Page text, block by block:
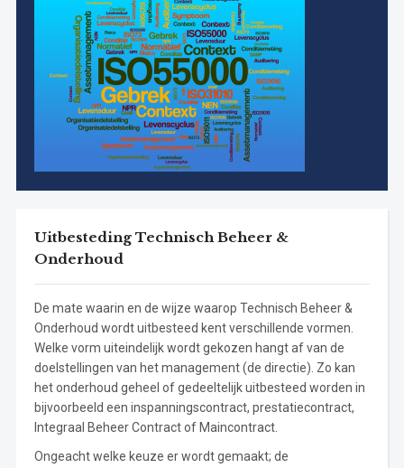
Uitbesteding Technisch Beheer &
Onderhoud
De mate waarin en de wijze waarop Technisch Beheer &
Onderhoud wordt uitbesteed kent verschillende vormen.
Welke vorm uiteindelijk wordt gekozen hangt af van de
doelstellingen van het management (de directie). Zo kan
het onderhoud geheel of gedeeltelijk uitbesteed worden in
bijvoorbeeld een inspanningscontract, prestatiecontract,
Integraal Beheer Contract of Maincontract.
Ongeacht welke keuze er wordt gemaakt; de